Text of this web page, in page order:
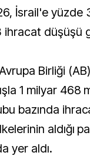
İsrail'e yüzde
düşüşü
Birliği
1 milyar 468
bazında
aldığı
yer aldı.